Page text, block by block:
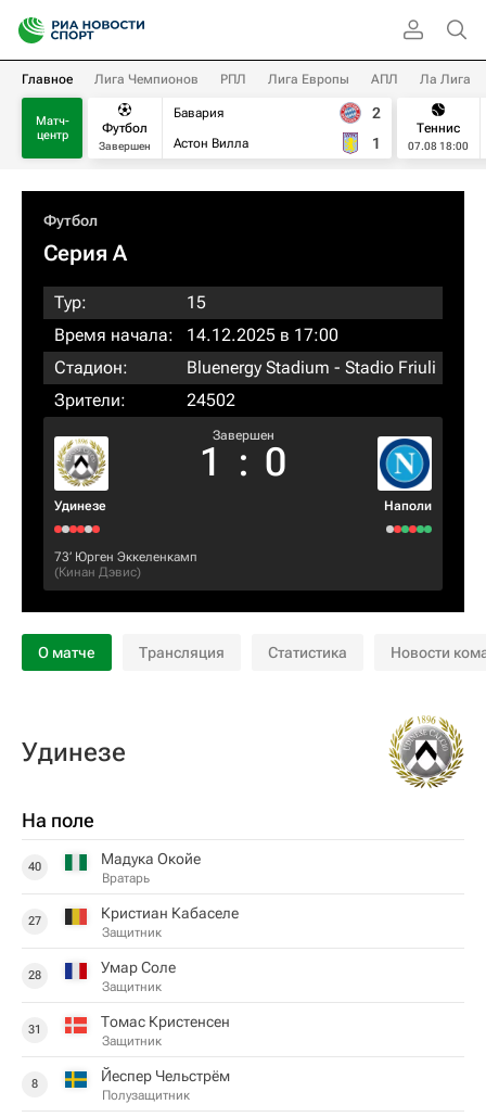
Главное Лига Чемпионов РПЛ Лига Европы АПЛ Ла Лига
Матч-
центр
Футбол
Завершен
Бавария
Астон Вилла
2
1
Теннис
07.08 18:00
Футбол
Серия А
Тур:
15
Время начала:
14.12.2025 в 17:00
Стадион:
Bluenergy Stadium - Stadio Friuli
Зрители:
24502
Удинезе
Завершен
1 : 0
Наполи
73‎’‎ Юрген Эккеленкамп
(Кинан Дэвис)
О матче Трансляция Статистика Новости
Удинезе
На поле
40 Мадука Окойe
Вратарь
27 Кристиан Кабаселе
Защитник
28 Умар Соле
Защитник
31 Томас Кристенсен
Защитник
8 Йеспер Чельстрём
Полузащитник